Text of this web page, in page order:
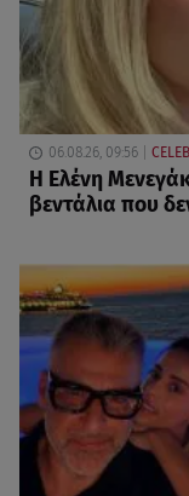
06.08.26, 09:56
Η Ελένη
βεντάλια που